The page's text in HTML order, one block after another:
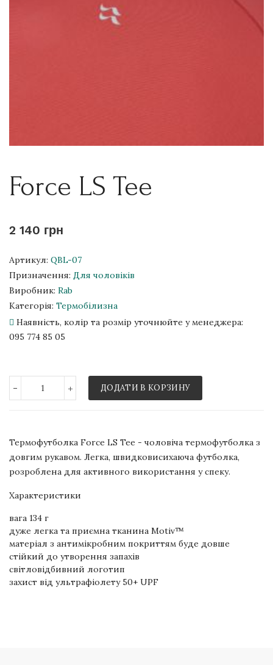
Force LS Tee
2 140 грн
Артикул: QBL-07
Призначення: Для чоловіків
Виробник: Rab
Категорія: Термобілизна
Наявність, колір та розмір уточнюйте у менеджера:
095 774 85 05
- + ДОДАТИ В КОРЗИНУ
Термофутболка Force LS Tee - чоловіча термофутболка з
довгим рукавом. Легка, швидковисихаюча футболка,
розроблена для активного використання у спеку.
Характеристики
вага 134 г
дуже легка та приємна тканина Motiv™
матеріал з антимікробним покриттям буде довше
стійкий до утворення запахів
світловідбивний логотип
захист від ультрафіолету 50+ UPF